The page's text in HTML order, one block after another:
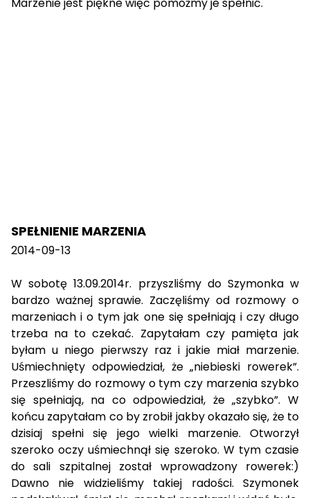
Marzenie jest piękne więc pomóżmy je spełnić.
SPEŁNIENIE MARZENIA
2014-09-13
W sobotę 13.09.2014r. przyszliśmy do Szymonka w
bardzo ważnej sprawie. Zaczęliśmy od rozmowy o
marzeniach i o tym jak one się spełniają i czy długo
trzeba na to czekać. Zapytałam czy pamięta jak
byłam u niego pierwszy raz i jakie miał marzenie.
Uśmiechnięty odpowiedział, że „niebieski rowerek”.
Przeszliśmy do rozmowy o tym czy marzenia szybko
się spełniają, na co odpowiedział, że „szybko”. W
końcu zapytałam co by zrobił jakby okazało się, że to
dzisiaj spełni się jego wielki marzenie. Otworzył
szeroko oczy uśmiechnął się szeroko. W tym czasie
do sali szpitalnej został wprowadzony rowerek:)
Dawno nie widzieliśmy takiej radości. Szymonek